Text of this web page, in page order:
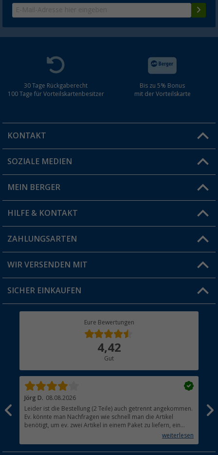
30 Tage Rückgaberecht
100 Tage für Vorteilskartenbesitzer
Bis zu 5% Bonus
mit der Vorteilskarte
KONTAKT
Du hast eine Frage?
Filiale finden
SOZIALE MEDIEN
MEIN BERGER
Vorteilskarte
Blog
Jobs & Karriere
HILFE & KONTAKT
FAQ & Kontakt
Versandinformationen
Rücksendung
ZAHLUNGSARTEN
WIR VERSENDEN MIT
SICHER EINKAUFEN
Eure Bewertungen
4,42
Gut
Jörg D. 08.08.2026
Leider ist die Bestellung (2 Teile) auch getrennt angekommen.
Ev. könnte man Nachfragen wie schnell man die Artikel
benötigt, um ev. zwei Artikel in einem Paket zu liefern, ein
weiterlesen
Ich